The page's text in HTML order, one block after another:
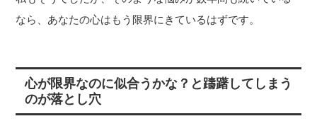
なら、あなたの心はもう限界にきているはずです。
心が限界なのに似合うかな？と躊躇してしまう
のが落とし穴